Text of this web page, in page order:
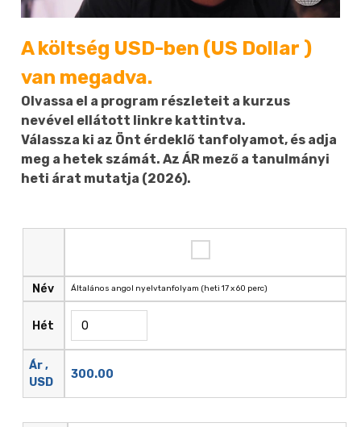
A költség USD-ben (US Dollar )
van megadva.
Olvassa el a program részleteit a kurzus
nevével ellátott linkre kattintva.
Válassza ki az Önt érdeklő tanfolyamot, és adja
meg a hetek számát. Az ÁR mező a tanulmányi
heti árat mutatja (2026).
Név
Hét
Ár ,
USD
Általános angol nyelvtanfolyam (heti 17 x 60 perc)
300.00